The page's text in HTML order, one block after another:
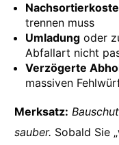
trennen muss
Umladung oder
Abfallart nicht
Verzögerte
massiven
Merksatz:
sauber. Sobald Sie